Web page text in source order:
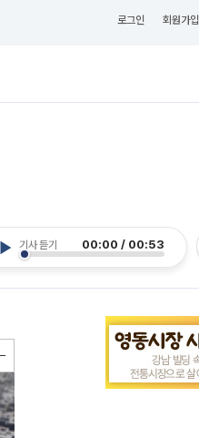
로그인 회원가입
기사 듣기 00:00 / 00:53